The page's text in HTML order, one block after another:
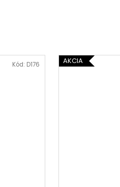
Kód: D176 AKCIA